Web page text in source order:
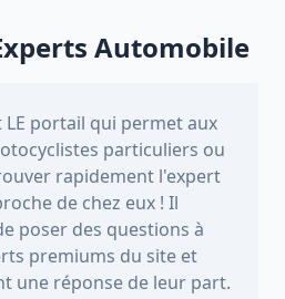
Automobile
LE portail qui permet aux
particuliers ou
rapidement l'expert
de chez eux ! Il
poser des questions à
premiums du site et
une réponse de leur part.